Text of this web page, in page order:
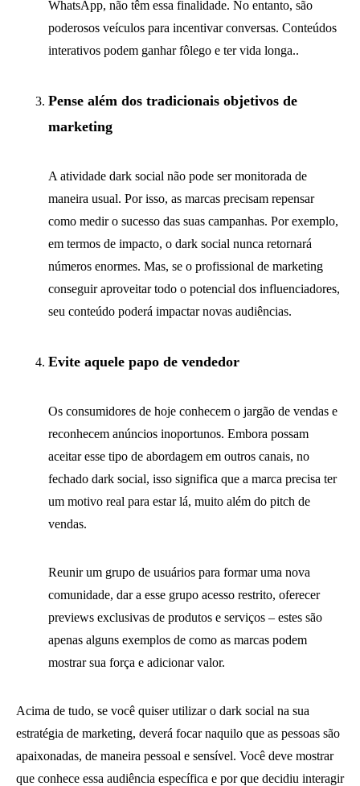
WhatsApp, não têm essa finalidade. No entanto, são
poderosos veículos para incentivar conversas. Conteúdos
interativos podem ganhar fôlego e ter vida longa..
Pense além dos tradicionais objetivos de
marketing
A atividade dark social não pode ser monitorada de
maneira usual. Por isso, as marcas precisam repensar
como medir o sucesso das suas campanhas. Por exemplo,
em termos de impacto, o dark social nunca retornará
números enormes. Mas, se o profissional de marketing
conseguir aproveitar todo o potencial dos influenciadores,
seu conteúdo poderá impactar novas audiências.
Evite aquele papo de vendedor
Os consumidores de hoje conhecem o jargão de vendas e
reconhecem anúncios inoportunos. Embora possam
aceitar esse tipo de abordagem em outros canais, no
fechado dark social, isso significa que a marca precisa ter
um motivo real para estar lá, muito além do pitch de
vendas.
Reunir um grupo de usuários para formar uma nova
comunidade, dar a esse grupo acesso restrito, oferecer
previews exclusivas de produtos e serviços – estes são
apenas alguns exemplos de como as marcas podem
mostrar sua força e adicionar valor.
Acima de tudo, se você quiser utilizar o dark social na sua
estratégia de marketing, deverá focar naquilo que as pessoas são
apaixonadas, de maneira pessoal e sensível. Você deve mostrar
que conhece essa audiência específica e por que decidiu interagir